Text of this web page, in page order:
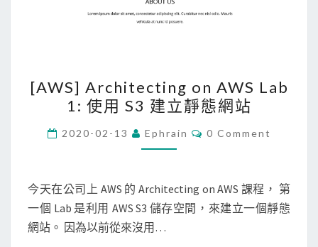
A
W
S
]
r
c
h
[AWS] Architecting on AWS Lab
1: 使用 S3 建立靜態網站
2020-02-13 Ephrain
C
N
S
0 Comment
今天在公司上 AWS 的 Architecting on AWS 課程， 第
一個 Lab 是利用 AWS S3 儲存空間，來建立一個靜態
網站。 因為以前從來沒用…